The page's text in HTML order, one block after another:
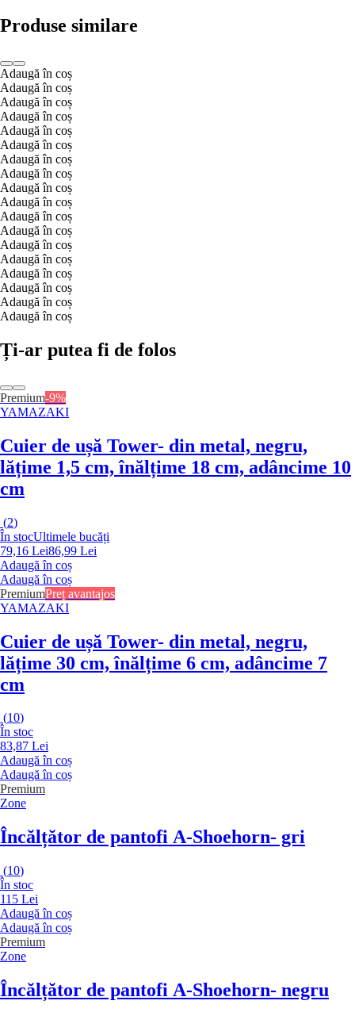
Produse similare
Adaugă în coș
Adaugă în coș
Adaugă în coș
Adaugă în coș
Adaugă în coș
Adaugă în coș
Adaugă în coș
Adaugă în coș
Adaugă în coș
Adaugă în coș
Adaugă în coș
Adaugă în coș
Adaugă în coș
Adaugă în coș
Adaugă în coș
Adaugă în coș
Adaugă în coș
Adaugă în coș
Ți-ar putea fi de folos
Premium-9%
YAMAZAKI
Cuier de ușă Tower- din metal, negru,
lățime 1,5 cm, înălțime 18 cm, adâncime 10
cm
(2)
În stocUltimele bucăți
79,16 Lei86,99 Lei
Adaugă în coș
Adaugă în coș
PremiumPreț avantajos
YAMAZAKI
Cuier de ușă Tower- din metal, negru,
lățime 30 cm, înălțime 6 cm, adâncime 7
cm
(10)
În stoc
83,87 Lei
Adaugă în coș
Adaugă în coș
Premium
Zone
Încălțător de pantofi A-Shoehorn- gri
(10)
În stoc
115 Lei
Adaugă în coș
Adaugă în coș
Premium
Zone
Încălțător de pantofi A-Shoehorn- negru